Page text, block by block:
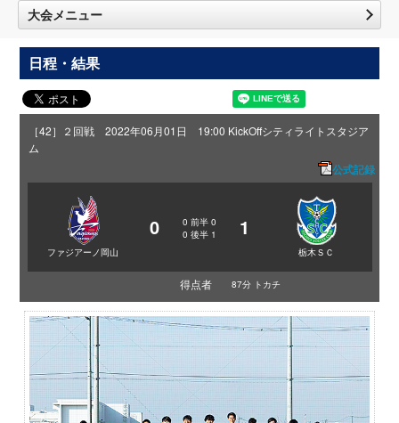
大会メニュー
日程・結果
［42］２回戦 2022年06月01日 19:00 KickOffシティライトスタジア
ム
公式記録
ファジアーノ岡山
0 0 前半 0
0 後半 1 1
栃木ＳＣ
得点者 87分 トカチ